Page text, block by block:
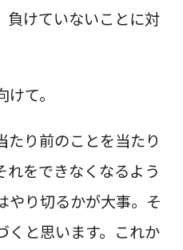
負けていないことに対
て。
たり前のことを当たり
れをできなくなるよう
やり切るかが大事。そ
くと思います。これか